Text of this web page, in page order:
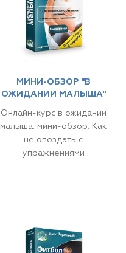
МИНИ-ОБЗОР "В
ОЖИДАНИИ МАЛЫША"
Онлайн-курс в ожидании
малыша: мини-обзор. Как
не опоздать с
упражнениями